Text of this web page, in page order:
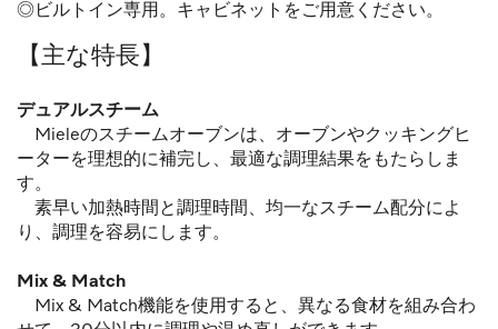
◎ビルトイン専用。キャビネットをご用意ください。
【主な特長】
デュアルスチーム
Mieleのスチームオーブンは、オーブンやクッキングヒ
ーターを理想的に補完し、最適な調理結果をもたらしま
す。
素早い加熱時間と調理時間、均一なスチーム配分によ
り、調理を容易にします。
Mix & Match
Mix & Match機能を使用すると、異なる食材を組み合わ